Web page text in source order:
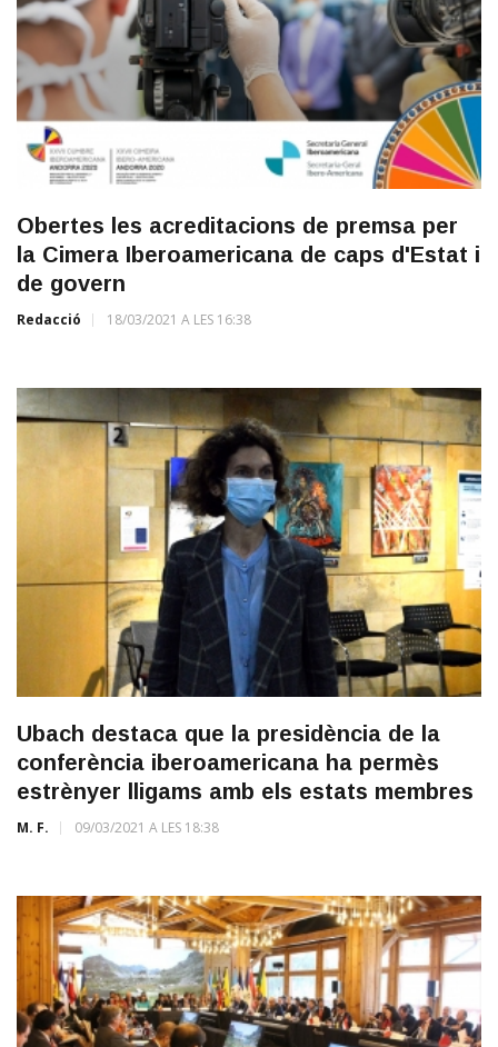
Obertes les acreditacions de premsa per
la Cimera Iberoamericana de caps d'Estat i
de govern
Redacció 18/03/2021 A LES 16:38
Ubach destaca que la presidència de la
conferència iberoamericana ha permès
estrènyer lligams amb els estats membres
M. F. 09/03/2021 A LES 18:38